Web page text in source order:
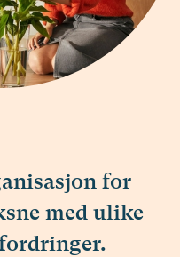
for
med ulike